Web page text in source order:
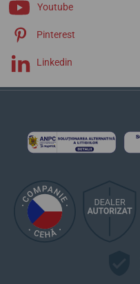
Youtube
Pinterest
Linkedin